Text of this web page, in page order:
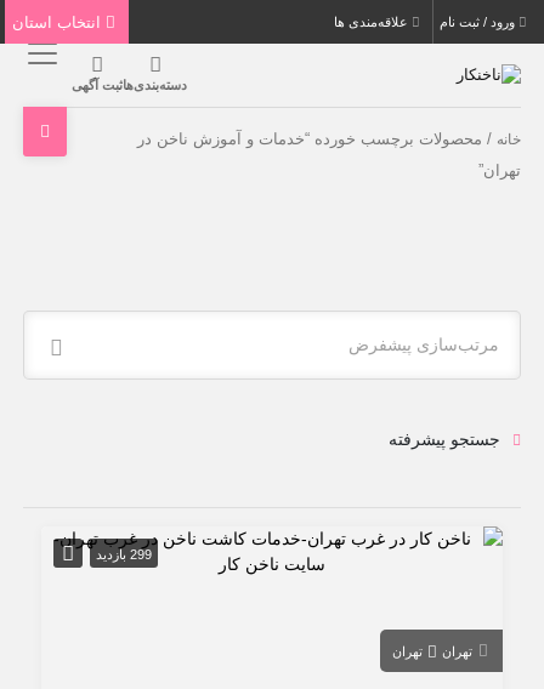
ورود / ثبت نام علاقه‌مندی ها
دسته‌بندی‌هاثبت آگهی
خانه / محصولات برچسب خورده “خدمات و آموزش ناخن در
تهران”
مرتب‌سازی پیشفرض
جستجو پیشرفته
299 بازدید
تهران تهران